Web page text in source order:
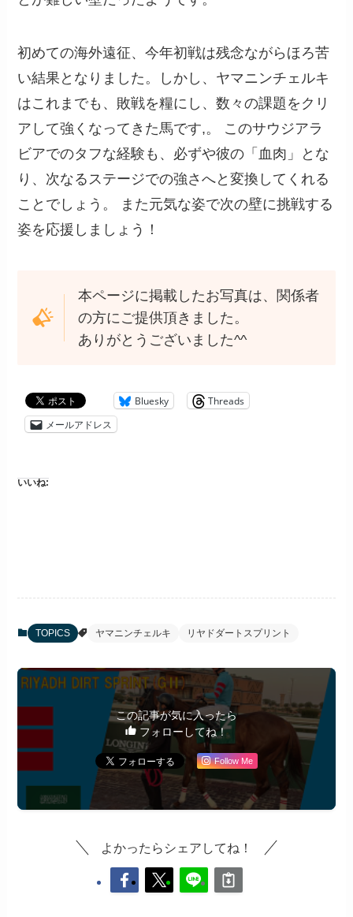
初めての海外遠征、今年初戦は残念ながらほろ苦
い結果となりました。しかし、ヤマニンチェルキ
はこれまでも、敗戦を糧にし、数々の課題をクリ
アして強くなってきた馬です,。 このサウジアラ
ビアでのタフな経験も、必ずや彼の「血肉」とな
り、次なるステージでの強さへと変換してくれる
ことでしょう。 また元気な姿で次の壁に挑戦する
姿を応援しましょう！
本ページに掲載したお写真は、関係者
の方にご提供頂きました。
ありがとうございました^^
Bluesky
Threads
メールアドレス
いいね:
TOPICS ヤマニンチェルキ リヤドダートスプリント
この記事が気に入ったら
フォローしてね！
Follow Me
よかったらシェアしてね！